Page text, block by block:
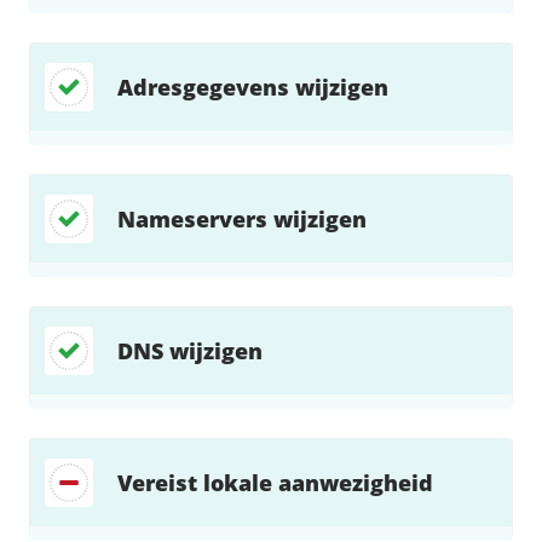
Adresgegevens wijzigen
Nameservers wijzigen
DNS wijzigen
Vereist lokale aanwezigheid